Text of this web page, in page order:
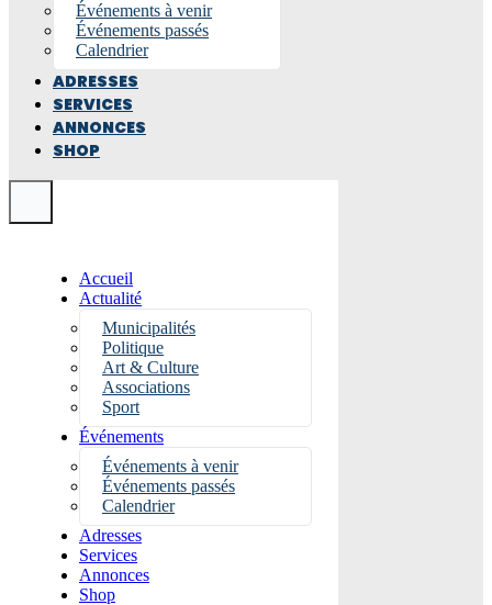
Événements à venir
Événements passés
Calendrier
ADRESSES
SERVICES
ANNONCES
SHOP
Accueil
Actualité
Municipalités
Politique
Art & Culture
Associations
Sport
Événements
Événements à venir
Événements passés
Calendrier
Adresses
Services
Annonces
Shop